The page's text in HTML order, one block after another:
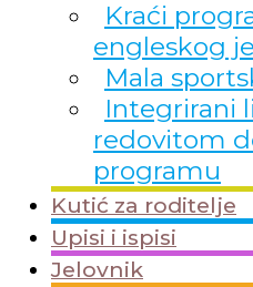
Kraći
engleskog
Mala
Integrirani
redovitom
programu
Kutić za roditelje
Upisi i ispisi
Jelovnik